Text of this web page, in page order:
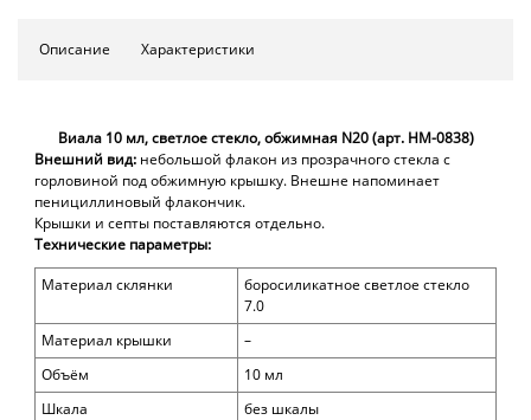
Описание Характеристики
Виала 10 мл, светлое стекло, обжимная N20(арт. HM-0838)
Внешний вид: небольшой флакон из прозрачного стекла с
горловиной под обжимную крышку. Внешне напоминает
пенициллиновый флакончик.
Крышки и септы поставляются отдельно.
Технические параметры:
Материал склянки
боросиликатное светлое стекло
7.0
Материал крышки
–
Объём
10 мл
Шкала
без шкалы